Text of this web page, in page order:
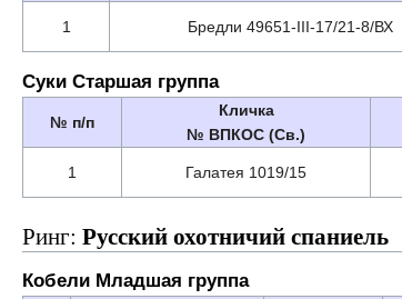
1 Бредли 49651-III-17/21-8/ВХ
Суки Старшая группа
№ п/п
Кличка
№ ВПКОС (Св.)
1 Галатея 1019/15
Ринг: Русский охотничий спаниель
Кобели Младшая группа